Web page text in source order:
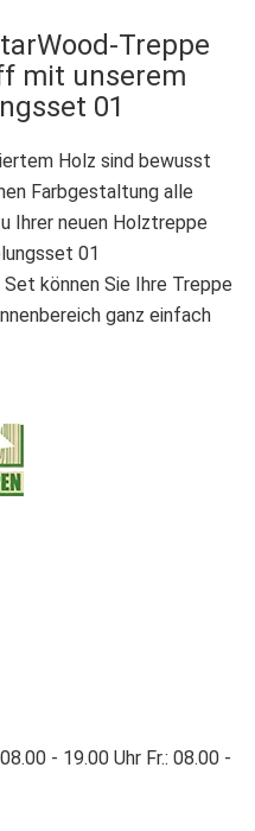
Treppe
mit unserem
01
Holz sind bewusst
Farbgestaltung alle
Ihrer neuen Holztreppe
01
können Sie Ihre Treppe
ganz einfach
- 19.00 Uhr Fr.: 08.00 -